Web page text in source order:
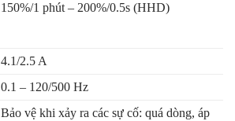
150%/1 phút – 200%/0.5s (HHD)
4.1/2.5 A
0.1 – 120/500 Hz
Bảo vệ khi xảy ra các sự cố: quá dòng, áp